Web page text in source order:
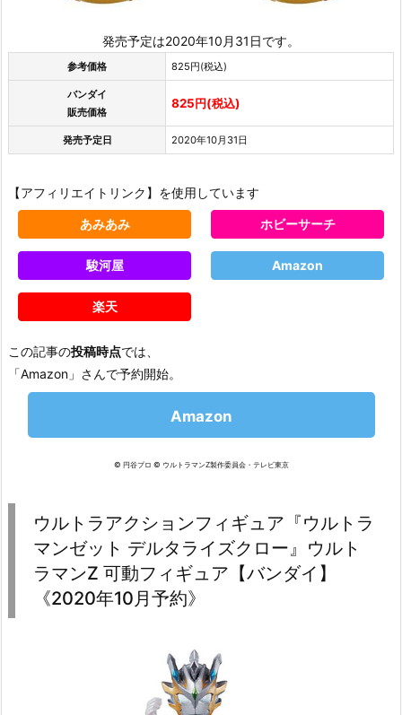
発売予定は2020年10月31日です。
参考価格 825円(税込)
バンダイ
販売価格
825円(税込)
発売予定日 2020年10月31日
【アフィリエイトリンク】を使用しています
あみあみ ホビーサーチ
駿河屋 Amazon
楽天
この記事の投稿時点では、
「Amazon」さんで予約開始。
Amazon
© 円谷プロ © ウルトラマンZ製作委員会・テレビ東京
ウルトラアクションフィギュア『ウルトラ
マンゼット デルタライズクロー』ウルト
ラマンZ 可動フィギュア【バンダイ】
《2020年10月予約》